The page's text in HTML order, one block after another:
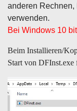
anderen Rechnen,
verwenden.
Bei Windows 10
Beim Installieren/
Start von